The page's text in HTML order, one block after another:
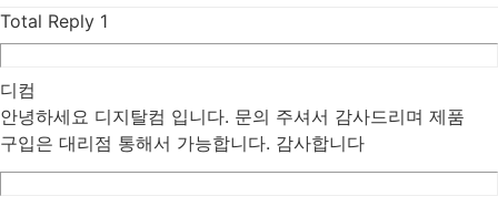
Total Reply 1
디컴
안녕하세요 디지탈컴 입니다. 문의 주셔서 감사드리며 제품
구입은 대리점 통해서 가능합니다. 감사합니다